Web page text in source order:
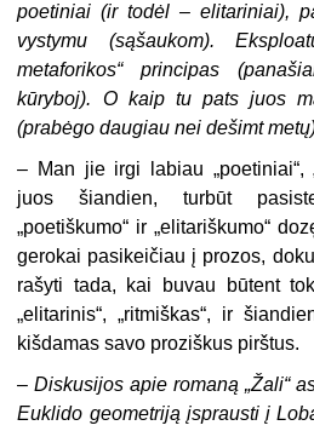
poetiniai (ir todėl – elitariniai),
vystymu (sąšaukom).
metaforikos“ principas
kūryboj). O kaip tu pats juos
(prabėgo daugiau nei dešimt
– Man jie irgi labiau „poetiniai“,
juos šiandien, turbūt
„poetiškumo“ ir „elitariškumo“
gerokai pasikeičiau į prozos,
rašyti tada, kai buvau būtent
„elitarinis“, „ritmiškas“, ir
kišdamas savo proziškus pirštus.
–Diskusijos apie romaną „Žali“
Euklido geometriją įsprausti į